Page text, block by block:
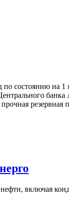
состоянию на 1
резервная
включая